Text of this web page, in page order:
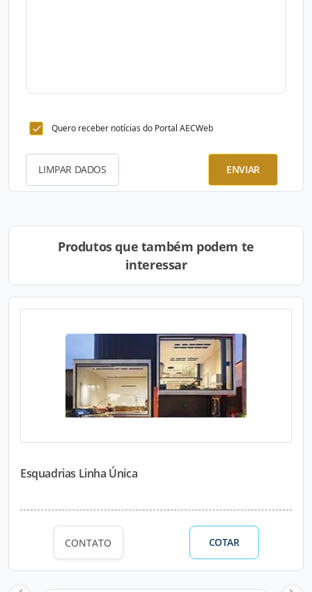
Quero receber notícias do Portal AECWeb
LIMPAR DADOS ENVIAR
Produtos que também podem te
interessar
Esquadrias Linha Única
CONTATO COTAR